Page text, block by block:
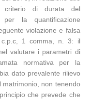
criterio di durata del
per la quantificazione
violazione e falsa
c.p.c, 1 comma, n. 3: il
valutare i parametri di
normativa per la
dato prevalente rilievo
non tenendo
che prevede che